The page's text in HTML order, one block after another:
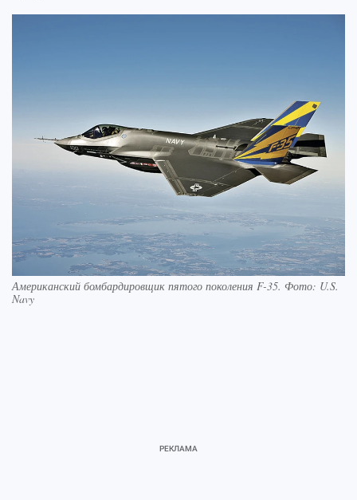
Американский бомбардировщик пятого поколения F-35. Фото: U.S.
Navy